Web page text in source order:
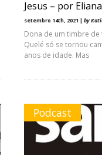
Jesus – por
setembro 14th, 2021 | by
Dona de um timbre de
Quelé só se tornou
anos de idade. Mas
Podcast